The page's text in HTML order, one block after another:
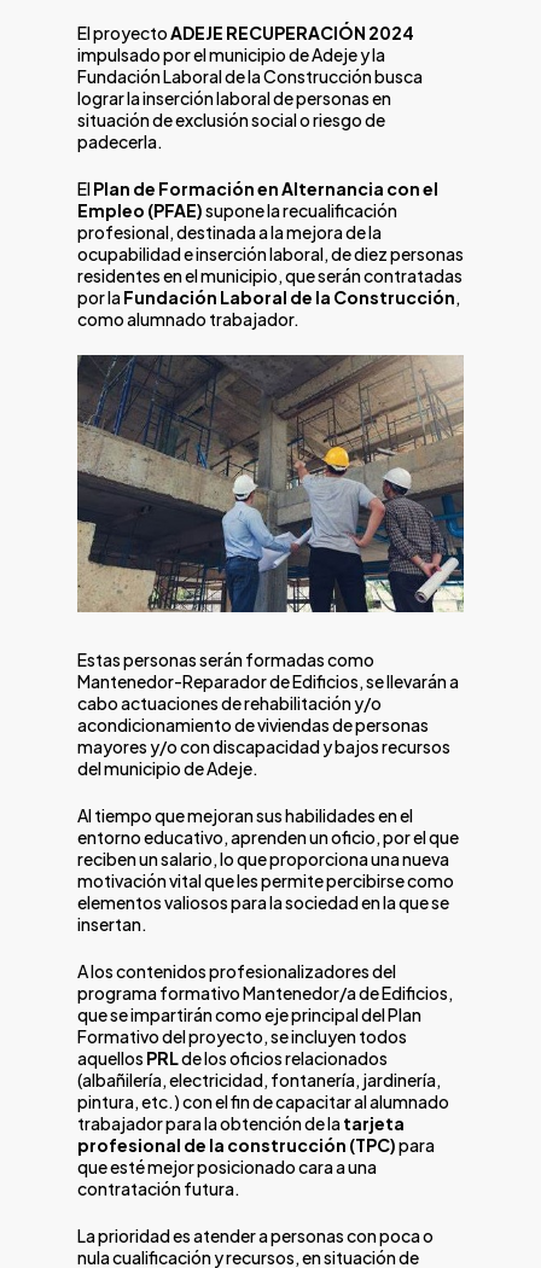
El proyectoADEJE RECUPERACIÓN 2024
impulsado por el municipio de Adeje y la
Fundación Laboral de la Construcción busca
lograr la inserción laboral de personas en
situación de exclusión social o riesgo de
padecerla.
ElPlan de Formación en Alternancia con el
Empleo (PFAE)supone la recualificación
profesional, destinada a la mejora de la
ocupabilidad e inserción laboral, de diez personas
residentes en el municipio, que serán contratadas
por laFundación Laboral de la Construcción,
como alumnado trabajador.
Estas personas serán formadas como
Mantenedor-Reparador de Edificios, se llevarán a
cabo actuaciones de rehabilitación y/o
acondicionamiento de viviendas de personas
mayores y/o con discapacidad y bajos recursos
del municipio de Adeje.
Al tiempo que mejoran sus habilidades en el
entorno educativo, aprenden un oficio, por el que
reciben un salario, lo que proporciona una nueva
motivación vital que les permite percibirse como
elementos valiosos para la sociedad en la que se
insertan.
A los contenidos profesionalizadores del
programa formativo Mantenedor/a de Edificios,
que se impartirán como eje principal del Plan
Formativo del proyecto, se incluyen todos
aquellos PRLde los oficios relacionados
(albañilería, electricidad, fontanería, jardinería,
pintura, etc.) con el fin de capacitar al alumnado
trabajador para la obtención de latarjeta
profesional de la construcción (TPC)para
que esté mejor posicionado cara a una
contratación futura.
La prioridad es atender a personas con poca o
nula cualificación y recursos, en situación de